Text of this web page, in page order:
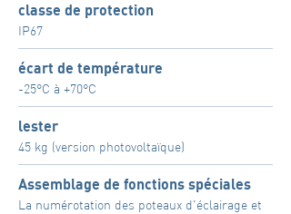
classe de protection
IP67
écart de température
-25°C à +70°C
lester
45 kg (version photovoltaïque)
Assemblage de fonctions spéciales
La numérotation des poteaux d'éclairage et